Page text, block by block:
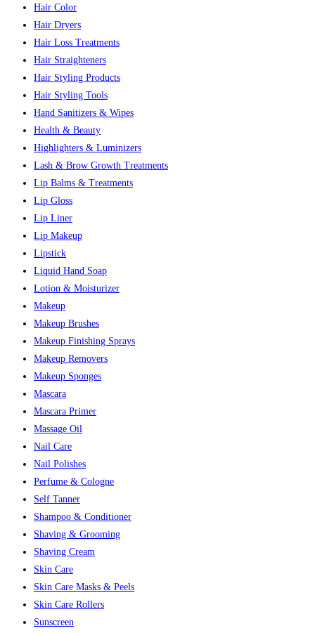
Hair Color
Hair Dryers
Hair Loss Treatments
Hair Straighteners
Hair Styling Products
Hair Styling Tools
Hand Sanitizers & Wipes
Health & Beauty
Highlighters & Luminizers
Lash & Brow Growth Treatments
Lip Balms & Treatments
Lip Gloss
Lip Liner
Lip Makeup
Lipstick
Liquid Hand Soap
Lotion & Moisturizer
Makeup
Makeup Brushes
Makeup Finishing Sprays
Makeup Removers
Makeup Sponges
Mascara
Mascara Primer
Massage Oil
Nail Care
Nail Polishes
Perfume & Cologne
Self Tanner
Shampoo & Conditioner
Shaving & Grooming
Shaving Cream
Skin Care
Skin Care Masks & Peels
Skin Care Rollers
Sunscreen